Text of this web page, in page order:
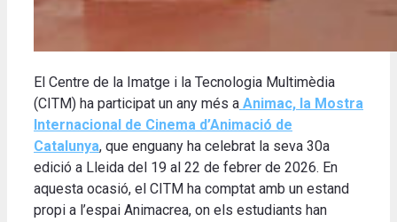
El Centre de la Imatge i la Tecnologia Multimèdia
(CITM) ha participat un any més a Animac, la Mostra
Internacional de Cinema d’Animació de
Catalunya, que enguany ha celebrat la seva 30a
edició a Lleida del 19 al 22 de febrer de 2026. En
aquesta ocasió, el CITM ha comptat amb un estand
propi a l’espai Animacrea, on els estudiants han